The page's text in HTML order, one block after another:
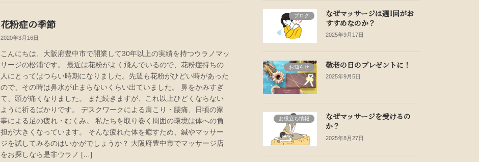
花粉症の季節
2020年3月16日
こんにちは、大阪府豊中市で開業して30年以上の実績を持つウラノマッ
サージの松浦です。 最近は花粉がよく飛んでいるので、花粉症持ちの
人にとってはつらい時期になりました。先週も花粉がひどい時があった
ので、その時は鼻水が止まらないくらい出ていました。 鼻をかみすぎ
て、頭が痛くなりました。 まだ続きますが、これ以上ひどくならない
ように祈るばかりです。 デスクワークによる肩こり・腰痛、日頃の家
事による足の疲れ・むくみ。 私たちを取り巻く周囲の環境は体への負
担が大きくなっています。 そんな疲れた体を癒すため、鍼やマッサー
ジを試してみるのはいかがでしょうか？ 大阪府豊中市でマッサージ店
をお探しなら是非ウラノ […]
ブログ
なぜマッサージは週1回がお
すすめなのか？
2025年9月17日
お知らせ 敬老の日のプレゼントに！
2025年9月5日
お役立ち情報
なぜマッサージを受けるの
か？
2025年8月27日